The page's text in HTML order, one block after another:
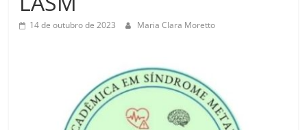
14 de outubro de 2023 Maria Clara Moretto